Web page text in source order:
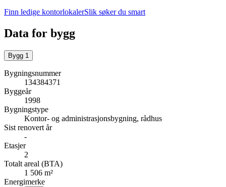
Finn ledige kontorlokalerSlik søker du smart
Data for bygg
Bygg 1
Bygningsnummer
134384371
Byggeår
1998
Bygningstype
Kontor- og administrasjonsbygning, rådhus
Sist renovert år
-
Etasjer
2
Totalt areal (BTA)
1 506 m²
Energimerke